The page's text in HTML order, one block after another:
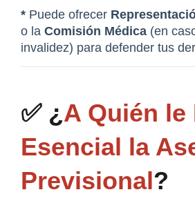
* Puede ofrecer
o la Comisión Médica (en
invalidez) para defender tus
✅ ¿A Quién le
Esencial la
Previsional?